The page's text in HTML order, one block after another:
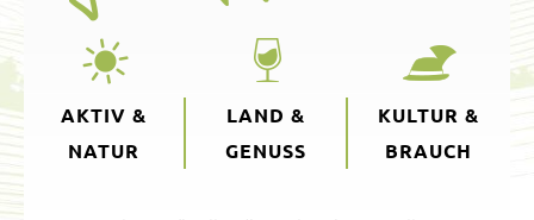
AKTIV &
NATUR
LAND &
GENUSS
KULTUR &
BRAUCH